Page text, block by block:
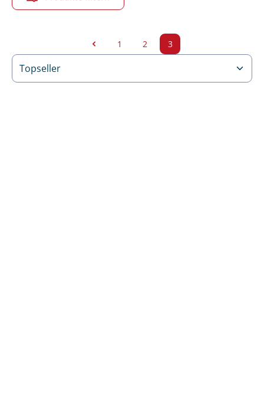
Seite
1 Seite
2 Seite
3